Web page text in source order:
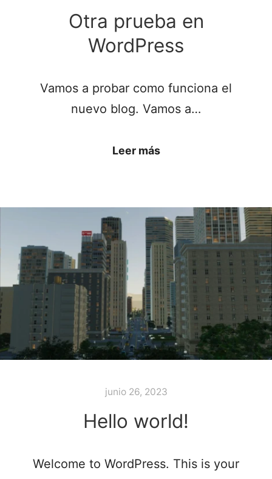
Otra prueba en
WordPress
Vamos a probar como funciona el
nuevo blog. Vamos a…
Leer más
junio 26, 2023
Hello world!
Welcome to WordPress. This is your